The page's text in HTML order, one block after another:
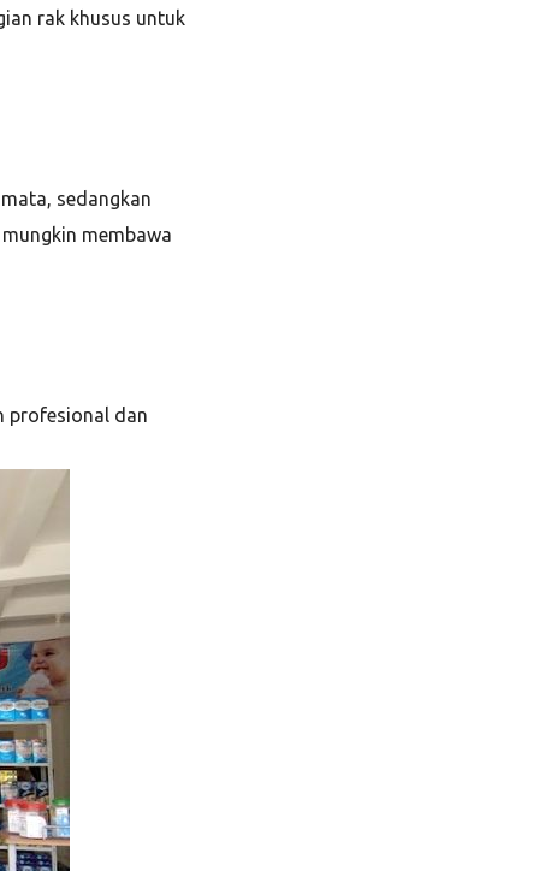
rak khusus untuk
sedangkan
membawa
profesional dan